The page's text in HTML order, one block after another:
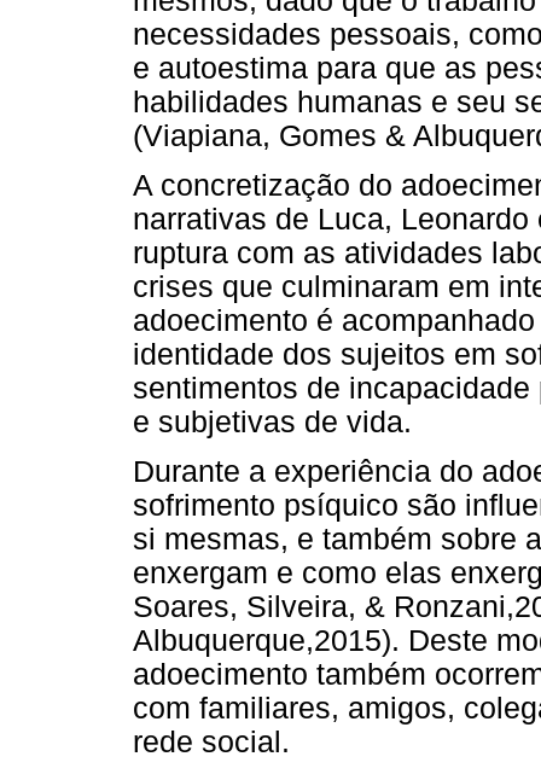
necessidades pessoais,
e autoestima para que as
habilidades humanas e seu
(Viapiana, Gomes &
A concretização do
narrativas de Luca,
ruptura com as atividades
crises que culminaram em
adoecimento é
identidade dos sujeitos em
sentimentos de
e subjetivas de vida.
Durante a experiência do
sofrimento psíquico são
si mesmas, e também sobre
enxergam e como elas
Soares, Silveira, &
Albuquerque,2015). Deste
adoecimento também
com familiares, amigos,
rede social.